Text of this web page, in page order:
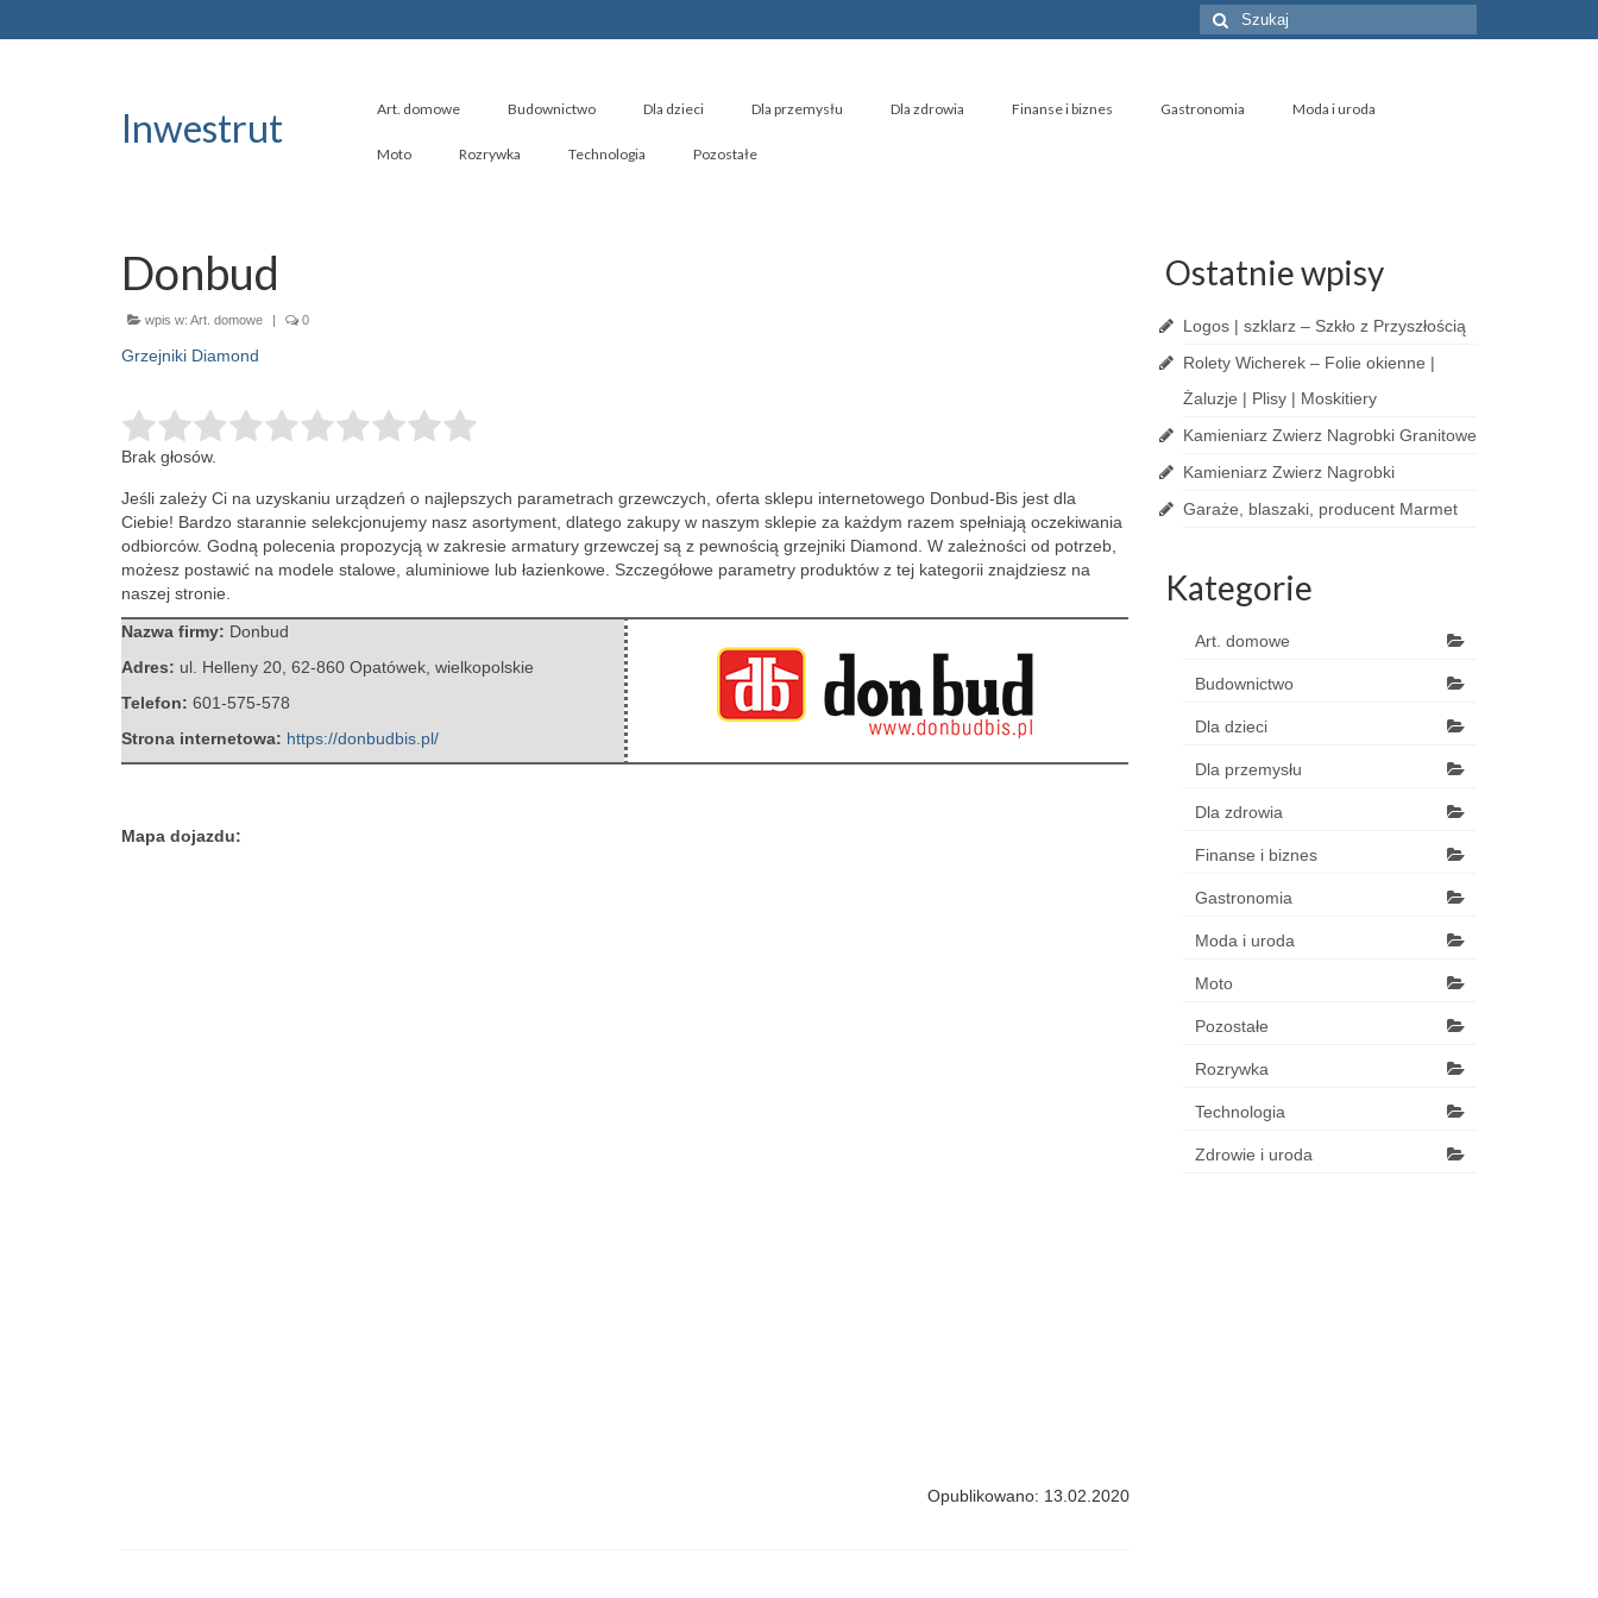
Szuklaj
w:
Inwestrut Art. domowe Budownictwo Dla dzieci Dla przemysłu Dla zdrowia Finanse i biznes Gastronomia Moda i uroda
Moto Rozrywka Technologia Pozostałe
Donbud
wpis w: Art. domowe | 0
Grzejniki Diamond
Brak głosów.
Jeśli zależy Ci na uzyskaniu urządzeń o najlepszych parametrach grzewczych, oferta sklepu internetowego Donbud-Bis jest dla
Ciebie! Bardzo starannie selekcjonujemy nasz asortyment, dlatego zakupy w naszym sklepie za każdym razem spełniają oczekiwania
odbiorców. Godną polecenia propozycją w zakresie armatury grzewczej są z pewnością grzejniki Diamond. W zależności od potrzeb,
możesz postawić na modele stalowe, aluminiowe lub łazienkowe. Szczegółowe parametry produktów z tej kategorii znajdziesz na
naszej stronie.
Nazwa firmy: Donbud
Adres: ul. Helleny 20 62-860 Opatówek wielkopolskie
Telefon: 601-575-578
Strona internetowa: https://donbudbis.pl/
Mapa dojazdu:
Opublikowano: 13.02.2020
Ostatnie wpisy
Logos | szklarz – Szkło z Przyszłością
Rolety Wicherek – Folie okienne |
Żaluzje | Plisy | Moskitiery
Kamieniarz Zwierz Nagrobki Granitowe
Kamieniarz Zwierz Nagrobki
Garaże, blaszaki, producent Marmet
Kategorie
Art. domowe
Budownictwo
Dla dzieci
Dla przemysłu
Dla zdrowia
Finanse i biznes
Gastronomia
Moda i uroda
Moto
Pozostałe
Rozrywka
Technologia
Zdrowie i uroda